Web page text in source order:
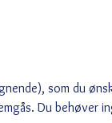
som du
Du behøver